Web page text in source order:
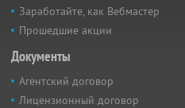
Заработайте, как Вебмастер
Прошедшие акции
Документы
Агентский договор
Лицензионный договор